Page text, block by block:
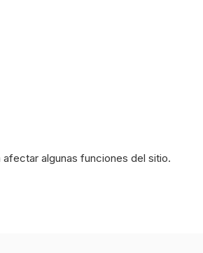
algunas funciones del sitio.